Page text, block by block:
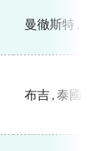
曼徹斯特 , 英
布吉 , 泰國